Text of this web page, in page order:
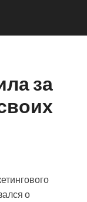
за
о